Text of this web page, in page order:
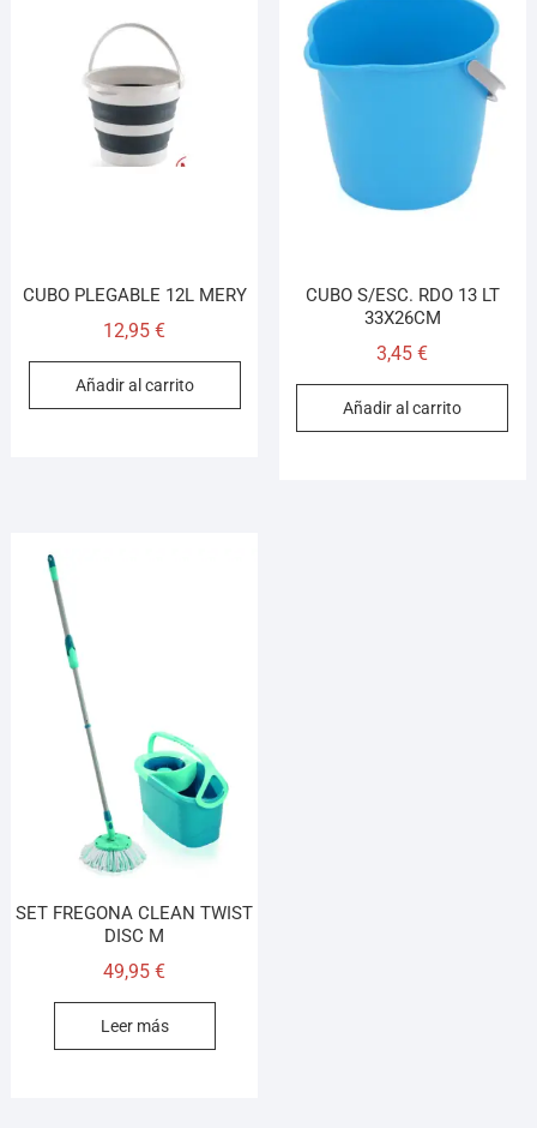
CUBO PLEGABLE 12L MERY
12,95€
Añadir al carrito
CUBO S/ESC. RDO 13 LT
33X26CM
3,45€
Añadir al carrito
SET FREGONA CLEAN TWIST
DISC M
49,95€
Leer más